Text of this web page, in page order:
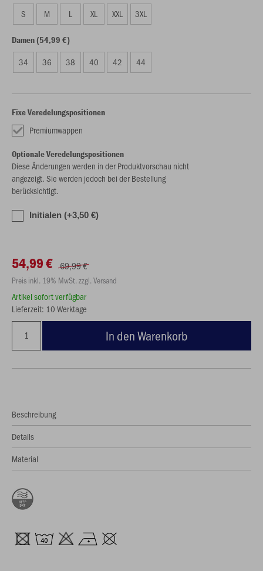
S M L XL XXL 3XL
Damen (54,99 €)
34 36 38 40 42 44
Fixe Veredelungspositionen
Premiumwappen
Optionale Veredelungspositionen
Diese Änderungen werden in der Produktvorschau nicht
angezeigt. Sie werden jedoch bei der Bestellung
berücksichtigt.
Initialen (+3,50 €)
54,99 € 69,99 €
Preis inkl. 19% MwSt. zzgl. Versand
Artikel sofort verfügbar
Lieferzeit: 10 Werktage
In den Warenkorb
Beschreibung
Details
Material